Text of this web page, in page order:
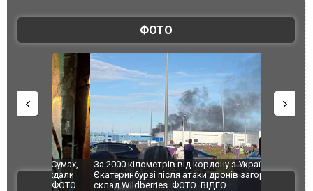
ФОТО
За 2000 кілометрів від кордону з Україною: в
Єкатеринбурзі після атаки дронів загорівся
склад Wildberries. ФОТО. ВІДЕО
"Мої
ВІДЕО